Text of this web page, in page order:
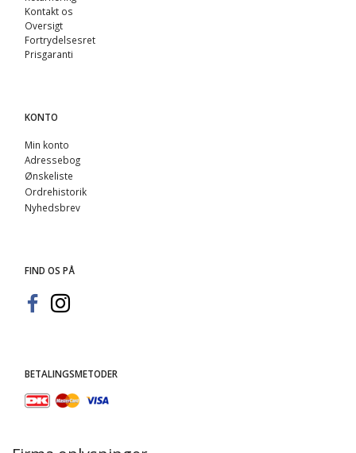
Kontakt os
Oversigt
Fortrydelsesret
Prisgaranti
KONTO
Min konto
Adressebog
Ønskeliste
Ordrehistorik
Nyhedsbrev
FIND OS PÅ
BETALINGSMETODER